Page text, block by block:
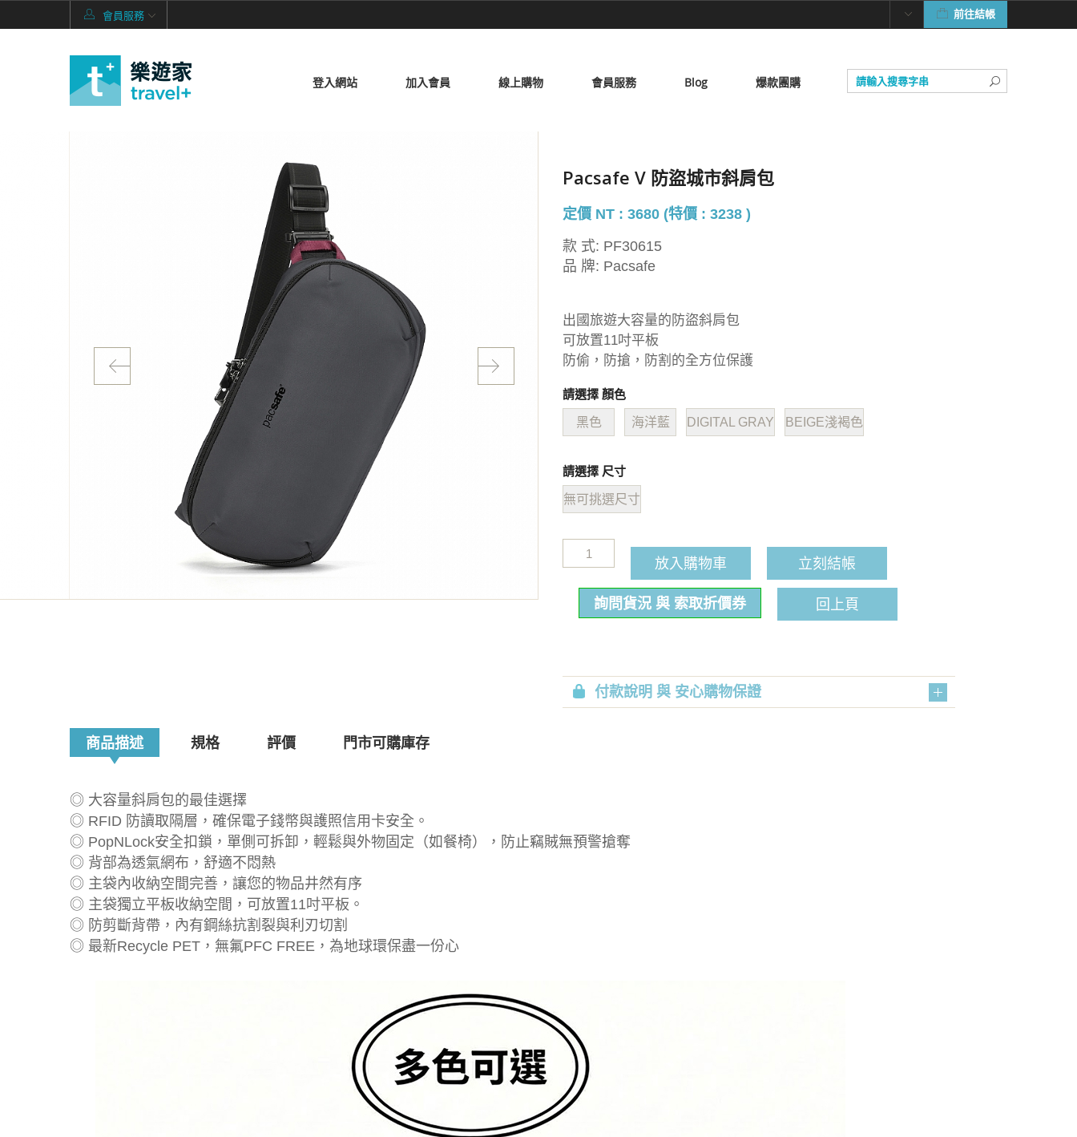
會員服務 前往結帳
登入網站 加入會員 線上購物 會員服務 Blog 爆款團購
Pacsafe V 防盜城市斜肩包
定價 NT : 3680 (特價 : 3238 )
款 式: PF30615
品 牌: Pacsafe
出國旅遊大容量的防盜斜肩包
可放置11吋平板
防偷，防搶，防割的全方位保護
請選擇 顏色
黑色 海洋藍 DIGITAL GRAY BEIGE淺褐色
請選擇 尺寸
無可挑選尺寸
放入購物車 立刻結帳
詢問貨況 與 索取折價券 回上頁
付款說明 與 安心購物保證
商品描述 規格 評價 門市可購庫存
◎ 大容量斜肩包的最佳選擇
◎ RFID 防讀取隔層，確保電子錢幣與護照信用卡安全。
◎ PopNLock安全扣鎖，單側可拆卸，輕鬆與外物固定（如餐椅），防止竊賊無預警搶奪
◎ 背部為透氣網布，舒適不悶熱
◎ 主袋內收納空間完善，讓您的物品井然有序
◎ 主袋獨立平板收納空間，可放置11吋平板。
◎ 防剪斷背帶，內有鋼絲抗割裂與利刃切割
◎ 最新Recycle PET，無氟PFC FREE，為地球環保盡一份心